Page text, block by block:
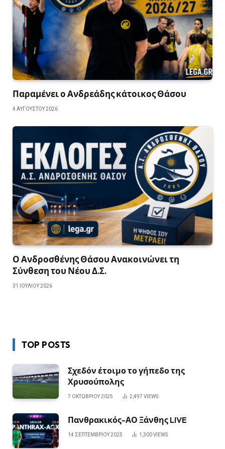
Παραμένει ο Ανδρεάδης κάτοικος Θάσου
4 ΑΥΓΟΎΣΤΟΥ 2026
Ο Ανδροσθένης Θάσου Ανακοινώνει τη
Σύνθεση του Νέου Δ.Σ.
31 ΙΟΥΛΊΟΥ 2026
TOP POSTS
Σχεδόν έτοιμο το γήπεδο της
Χρυσούπολης
7 ΟΚΤΩΒΡΊΟΥ 2025 2,497 VIEWS
Πανθρακικός-ΑΟ Ξάνθης LIVE
14 ΣΕΠΤΕΜΒΡΊΟΥ 2025 1,300VIEWS